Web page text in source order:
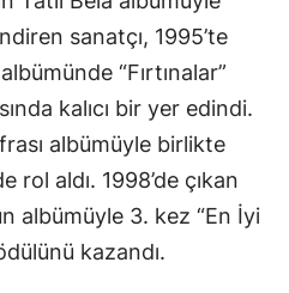
sanatçı, 1995’te
“Fırtınalar”
kalıcı bir yer edindi.
albümüyle birlikte
aldı. 1998’de çıkan
albümüyle 3. kez “En İyi
kazandı.